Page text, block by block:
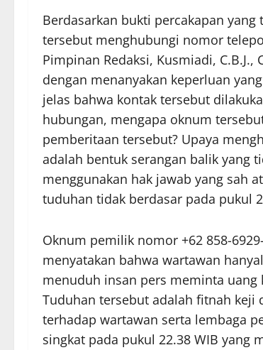
Berdasarkan bukti percakapan
tersebut menghubungi nomor
Pimpinan Redaksi, Kusmiadi, C.B.J.,
dengan menanyakan keperluan
jelas bahwa kontak tersebut
hubungan, mengapa oknum
pemberitaan tersebut? Upaya
adalah bentuk serangan balik yang
menggunakan hak jawab yang sah
tuduhan tidak berdasar pada pukul
Oknum pemilik nomor +62 858-
menyatakan bahwa wartawan
menuduh insan pers meminta uang
Tuduhan tersebut adalah fitnah keji
terhadap wartawan serta lembaga
singkat pada pukul 22.38 WIB yang